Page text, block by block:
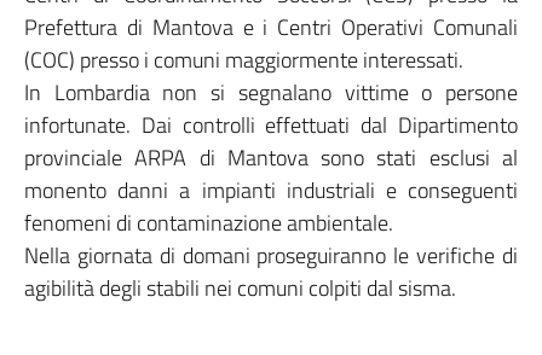
Prefettura di Mantova e i Centri Operativi Comunali
(COC) presso i comuni maggiormente interessati.
In Lombardia non si segnalano vittime o persone
infortunate. Dai controlli effettuati dal Dipartimento
provinciale ARPA di Mantova sono stati esclusi al
monento danni a impianti industriali e conseguenti
fenomeni di contaminazione ambientale.
Nella giornata di domani proseguiranno le verifiche di
agibilità degli stabili nei comuni colpiti dal sisma.